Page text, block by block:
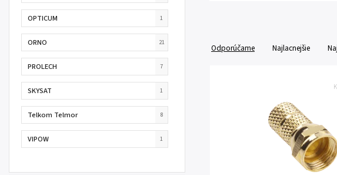
OPTICUM 1
ORNO 21
PROLECH 7
SKYSAT 1
Telkom Telmor 8
VIPOW 1
Odporúčame Najlacnejšie